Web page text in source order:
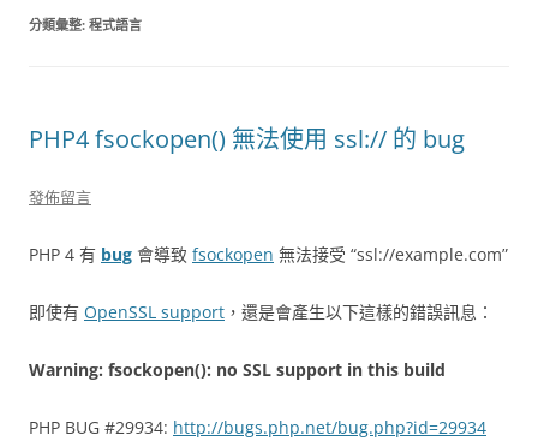
分類彙整: 程式語言
PHP4 fsockopen() 無法使用 ssl:// 的 bug
發佈留言
PHP 4 有 bug 會導致 fsockopen 無法接受 “ssl://example.com”
即使有 OpenSSL support ，還是會產生以下這樣的錯誤訊息：
Warning: fsockopen(): no SSL support in this build
PHP BUG #29934: http://bugs.php.net/bug.php?id=29934